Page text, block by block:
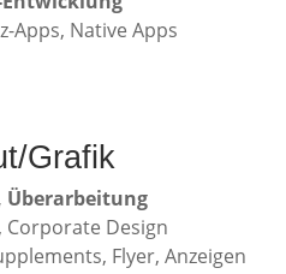
Apps, Native Apps
Grafik
Überarbeitung
Corporate Design
Flyer, Anzeigen